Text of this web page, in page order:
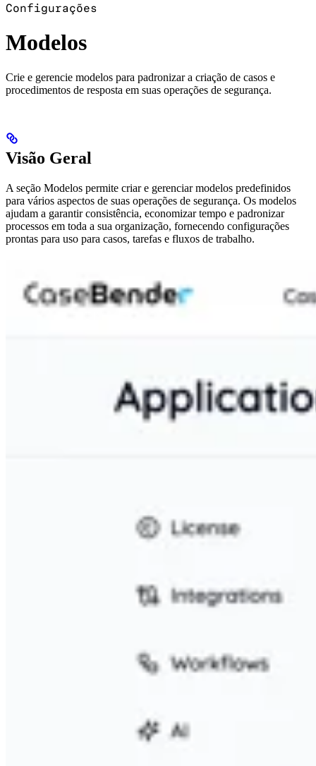
Configurações
Modelos
Crie e gerencie modelos para padronizar a criação de casos e
procedimentos de resposta em suas operações de segurança.
Visão Geral
A seção Modelos permite criar e gerenciar modelos predefinidos
para vários aspectos de suas operações de segurança. Os modelos
ajudam a garantir consistência, economizar tempo e padronizar
processos em toda a sua organização, fornecendo configurações
prontas para uso para casos, tarefas e fluxos de trabalho.